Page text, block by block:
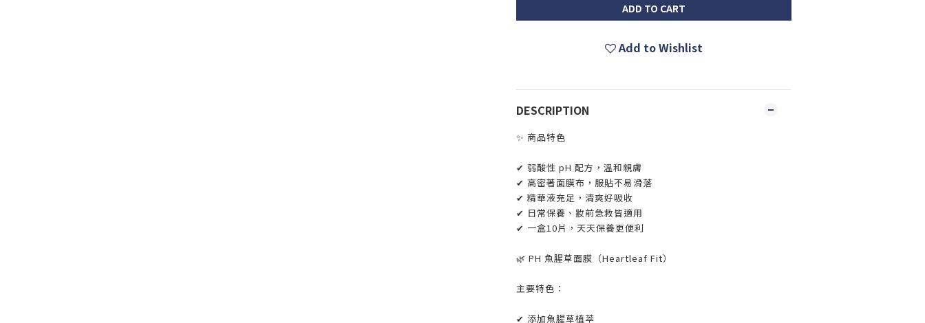
ADD TO CART
Add to Wishlist
DESCRIPTION
✨ 商品特色
✔ 弱酸性 pH 配方，溫和親膚
✔ 高密著面膜布，服貼不易滑落
✔ 精華液充足，清爽好吸收
✔ 日常保養、妝前急救皆適用
✔ 一盒10片，天天保養更便利
🌿 PH 魚腥草面膜（Heartleaf Fit）
主要特色：
✔ 添加魚腥草植萃